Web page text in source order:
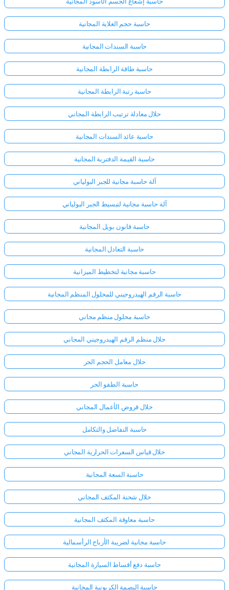
لا
توجد
أسئلة
اطرح
سؤالك
الأول
حاسبة حجم الغلاية المجانية
حاسبة السندات المجانية
حاسبة طاقة الرابطة المجانية
حاسبة رتبة الرابطة المجانية
حلال معادلة ترتيب الرابطة المجاني
حاسبة عائد السندات المجانية
حاسبة القيمة الدفترية المجانية
آلة حاسبة مجانية للجبر البولياني
آلة حاسبة مجانية لتبسيط الجبر البولياني
حاسبة قانون بويل المجانية
حاسبة التعادل المجانية
حاسبة مجانية لتخطيط الميزانية
حاسبة الرقم الهيدروجيني للمحلول المنظم المجانية
حاسبة محلول منظم مجاني
حلال منظم الرقم الهيدروجيني المجاني
حلال معامل الحجم الحر
حاسبة الطفو الحر
حلال قروض الأعمال المجاني
حاسبة التفاضل والتكامل
حلال قياس السعرات الحرارية المجاني
حاسبة السعة المجانية
حلال شحنة المكثف المجاني
حاسبة معاوقة المكثف المجانية
حاسبة مجانية لضريبة الأرباح الرأسمالية
حاسبة دفع أقساط السيارة المجانية
حاسبة البصمة الكربونية المجانية